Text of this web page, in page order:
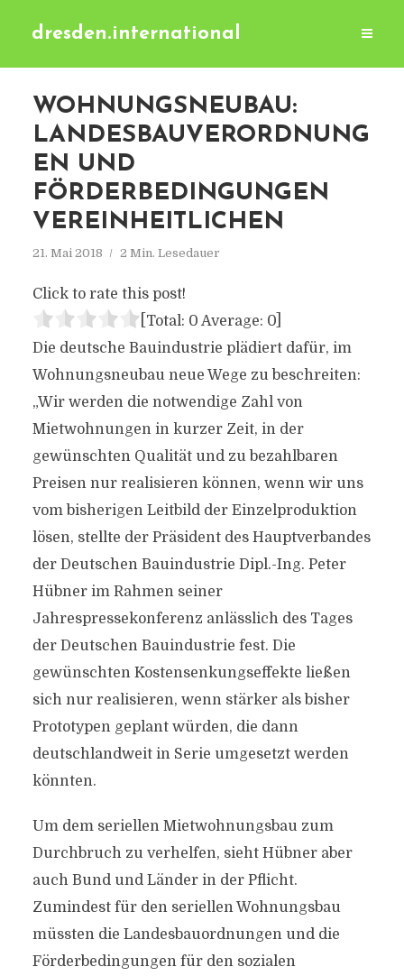
dresden.international
WOHNUNGSNEUBAU:
LANDESBAUVERORDNUNG
EN UND
FÖRDERBEDINGUNGEN
VEREINHEITLICHEN
21. Mai 2018 2 Min. Lesedauer
Click to rate this post!
[Total: 0 Average: 0]
Die deutsche Bauindustrie plädiert dafür, im
Wohnungsneubau neue Wege zu beschreiten:
„Wir werden die notwendige Zahl von
Mietwohnungen in kurzer Zeit, in der
gewünschten Qualität und zu bezahlbaren
Preisen nur realisieren können, wenn wir uns
vom bisherigen Leitbild der Einzelproduktion
lösen, stellte der Präsident des Hauptverbandes
der Deutschen Bauindustrie Dipl.-Ing. Peter
Hübner im Rahmen seiner
Jahrespressekonferenz anlässlich des Tages
der Deutschen Bauindustrie fest. Die
gewünschten Kostensenkungseffekte ließen
sich nur realisieren, wenn stärker als bisher
Prototypen geplant würden, die dann
deutschlandweit in Serie umgesetzt werden
könnten.
Um dem seriellen Mietwohnungsbau zum
Durchbruch zu verhelfen, sieht Hübner aber
auch Bund und Länder in der Pflicht.
Zumindest für den seriellen Wohnungsbau
müssten die Landesbauordnungen und die
Förderbedingungen für den sozialen